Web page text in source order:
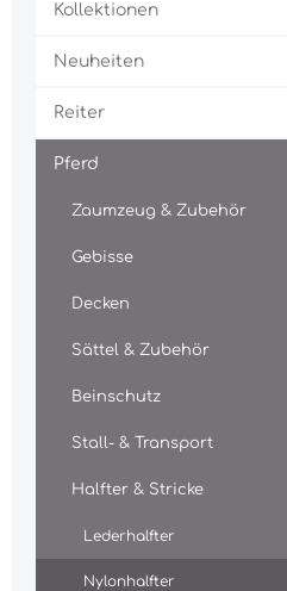
Kollektionen
Neuheiten
Reiter
Pferd
Zaumzeug & Zubehör
Gebisse
Decken
Sättel & Zubehör
Beinschutz
Stall- & Transport
Halfter & Stricke
Lederhalfter
Nylonhalfter